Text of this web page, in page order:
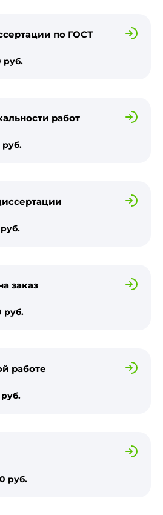
по ГОСТ
руб.
работ
руб.
заказ
руб.
работе
руб.
руб.